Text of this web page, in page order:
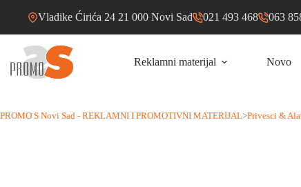
Vladike Ćirića 24 21 000 Novi Sad 021 493 468 063
Reklamni materijal Novo
PROMO S Novi Sad - REKLAMNI I PROMOTIVNI MATERIJAL>Privesci &